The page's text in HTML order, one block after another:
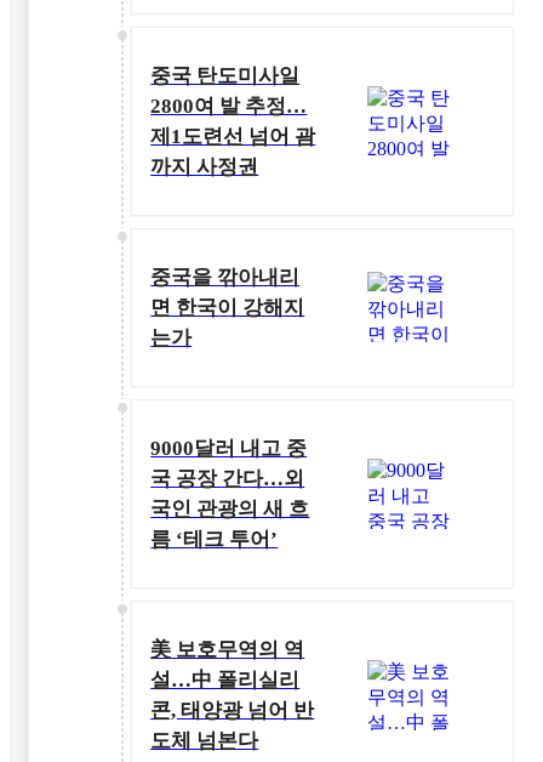
중국 탄도미사일
2800여 발 추정…
제1도련선 넘어 괌
까지 사정권
중국을 깎아내리
면 한국이 강해지
는가
9000달러 내고 중
국 공장 간다…외
국인 관광의 새 흐
름 ‘테크 투어’
美 보호무역의 역
설…中 폴리실리
콘, 태양광 넘어 반
도체 넘본다